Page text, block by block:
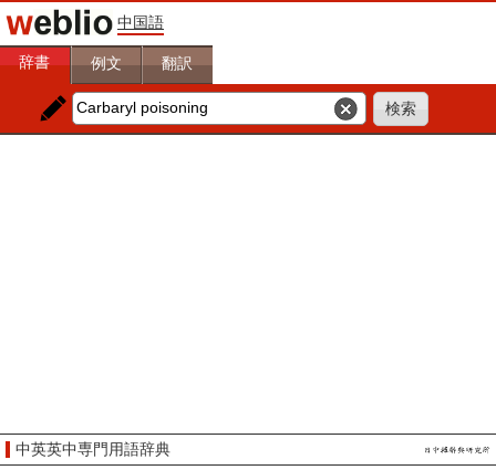
中国語
辞書 例文 翻訳
中英英中専門用語辞典